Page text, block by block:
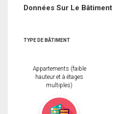
Données Sur Le Bâtiment
TYPE DE BÂTIMENT
Appartements (faible
hauteur et à étages
multiples)